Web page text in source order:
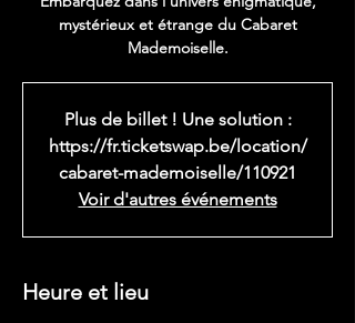
mystérieux et étrange du Cabaret
Mademoiselle.
Plus de billet ! Une solution :
https://fr.ticketswap.be/location/
cabaret-mademoiselle/110921
Voir d'autres événements
Heure et lieu